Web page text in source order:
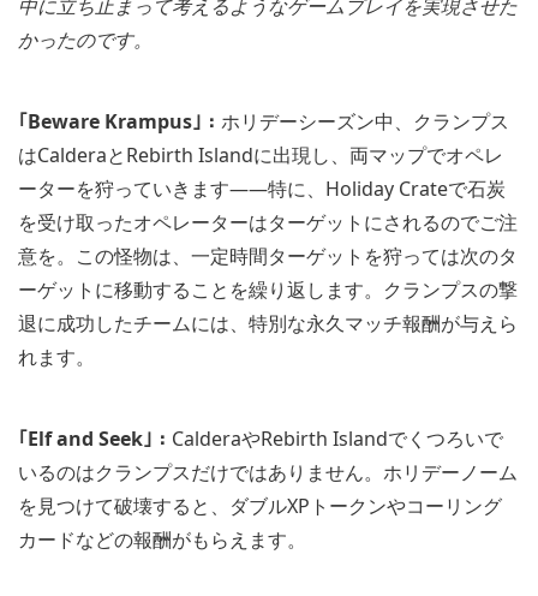
中に立ち止まって考えるようなゲームプレイを実現させた
かったのです。
｢Beware Krampus｣： ホリデーシーズン中、クランプス
はCalderaとRebirth Islandに出現し、両マップでオペレ
ーターを狩っていきます――特に、Holiday Crateで石炭
を受け取ったオペレーターはターゲットにされるのでご注
意を。この怪物は、一定時間ターゲットを狩っては次のタ
ーゲットに移動することを繰り返します。クランプスの撃
退に成功したチームには、特別な永久マッチ報酬が与えら
れます。
｢Elf and Seek｣： CalderaやRebirth Islandでくつろいで
いるのはクランプスだけではありません。ホリデーノーム
を見つけて破壊すると、ダブルXPトークンやコーリング
カードなどの報酬がもらえます。